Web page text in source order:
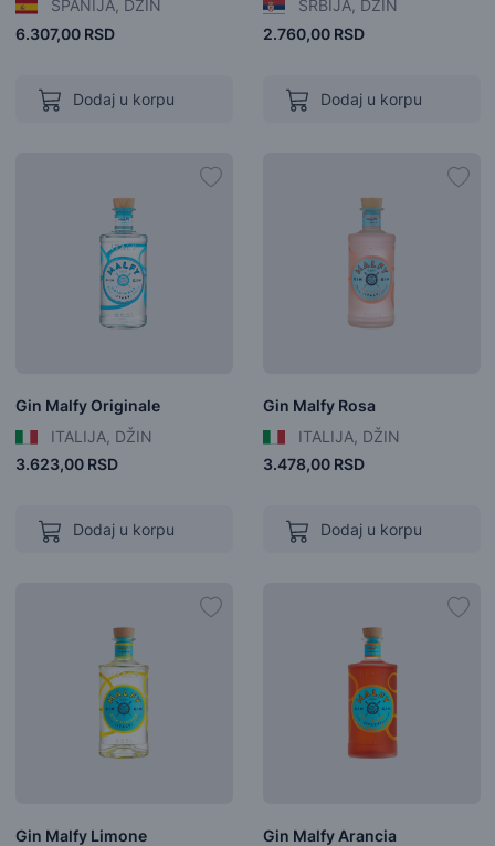
ŠPANIJA, DŽIN
6.307,00 RSD
Dodaj u korpu
SRBIJA, DŽIN
2.760,00 RSD
Dodaj u korpu
Gin Malfy Originale
ITALIJA, DŽIN
3.623,00 RSD
Dodaj u korpu
Gin Malfy Rosa
ITALIJA, DŽIN
3.478,00 RSD
Dodaj u korpu
Gin Malfy Limone
Gin Malfy Arancia